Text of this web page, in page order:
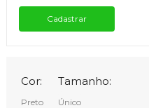
Cor:
Preto
Tamanho:
Único